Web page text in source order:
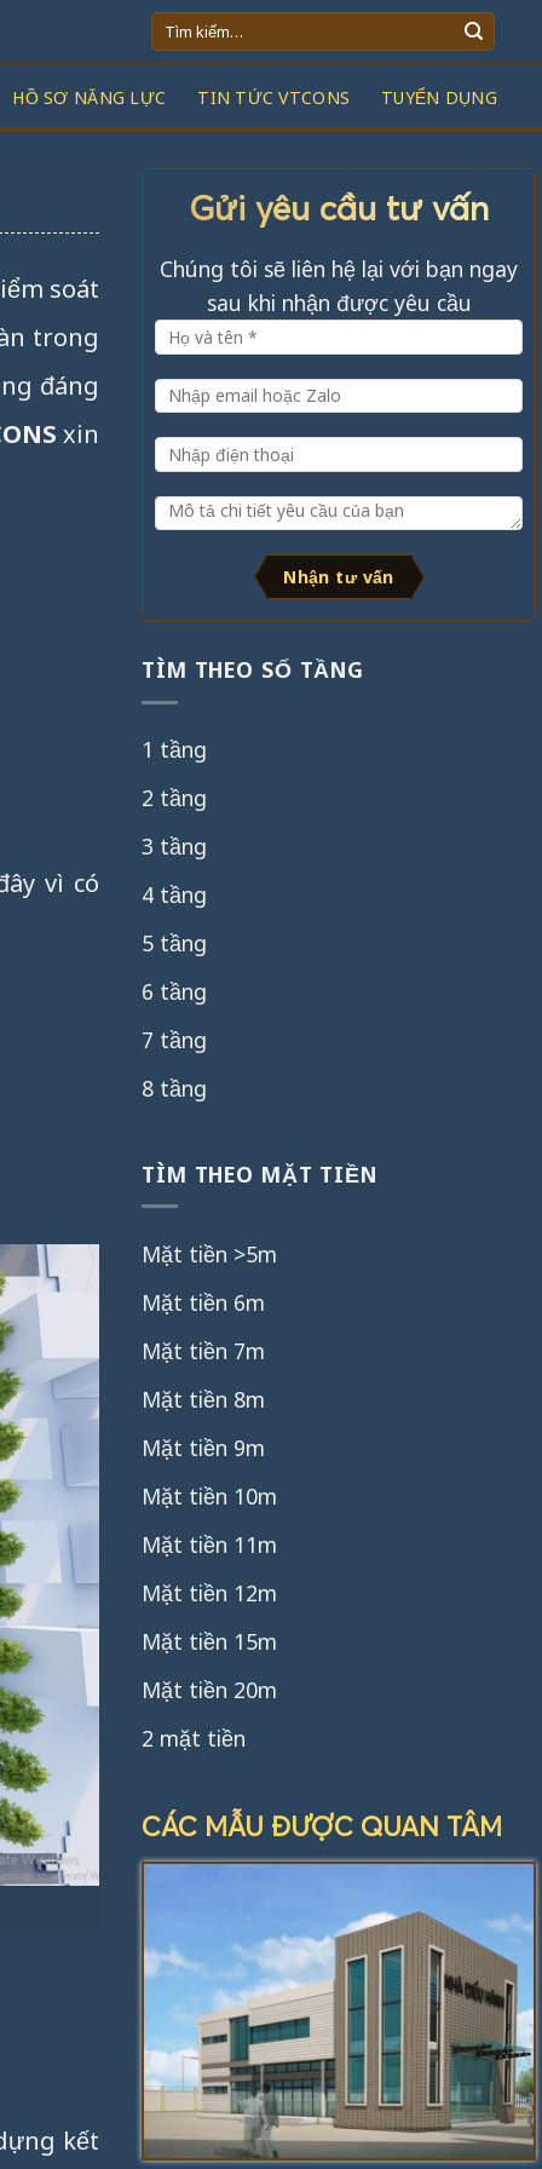
Tìm
kiếm:
HỒ SƠ NĂNG LỰC TIN TỨC VTCONS TUYỂN DỤNG
soát
trong
đáng
xin
vì có
kết
Gửi yêu cầu tư vấn
Chúng tôi sẽ liên hệ lại với bạn ngay
sau khi nhận được yêu cầu
Nhận tư vấn
TÌM THEO SỐ TẦNG
1 tầng
2 tầng
3 tầng
4 tầng
5 tầng
6 tầng
7 tầng
8 tầng
TÌM THEO MẶT TIỀN
Mặt tiền >5m
Mặt tiền 6m
Mặt tiền 7m
Mặt tiền 8m
Mặt tiền 9m
Mặt tiền 10m
Mặt tiền 11m
Mặt tiền 12m
Mặt tiền 15m
Mặt tiền 20m
2 mặt tiền
CÁC MẪU ĐƯỢC QUAN TÂM